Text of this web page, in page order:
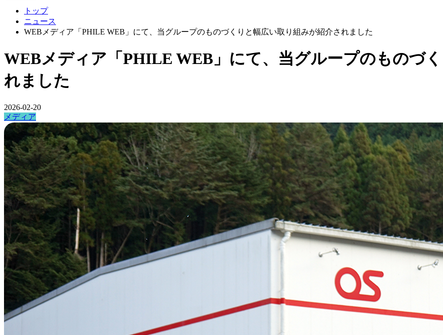
トップ
ニュース
WEBメディア「PHILE WEB」にて、当グループのものづくりと幅広い取り組みが紹介されました
WEBメディア「PHILE WEB」にて、当グループのものづ
れました
2026-02-20
メディア